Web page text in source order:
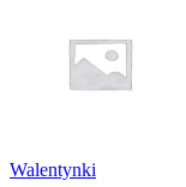
Walentynki